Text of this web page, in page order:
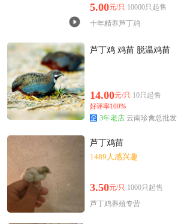
5.00元/只 10000只起售
十年精养芦丁鸡
芦丁鸡 鸡苗 脱温鸡苗
14.00元/只 10只起售
好评率100%
3年老店 云南珍禽总批发
芦丁鸡苗
1489人感兴趣
3.50元/只 1000只起售
芦丁鸡养殖专营